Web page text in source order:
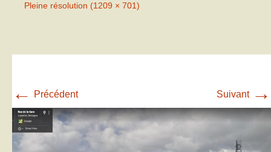
Pleine résolution (1209 × 701)
← Précédent Suivant →